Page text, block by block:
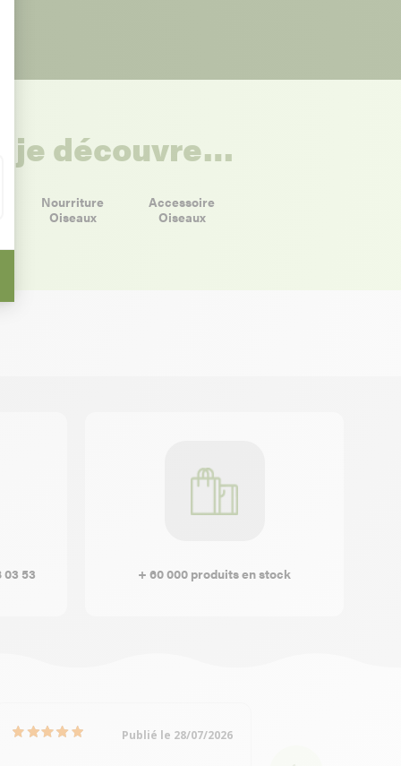
je découvre…
Nourriture
Oiseaux
Accessoire
Oiseaux
03 53 + 60 000 produits en stock
Publié le 28/07/2026